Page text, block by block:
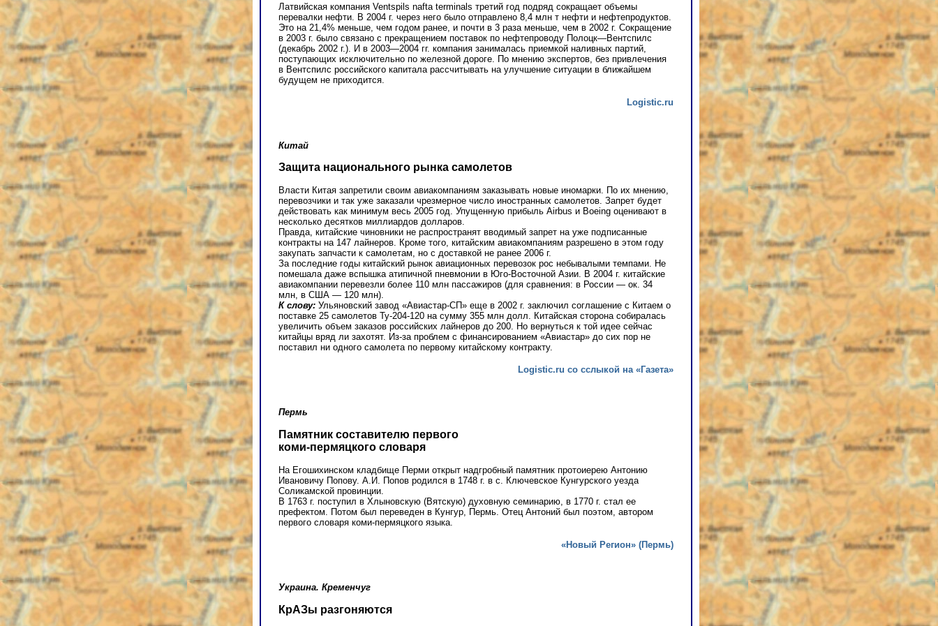
Латвийская компания Ventspils nafta terminаls третий год подряд сокращает объемы
перевалки нефти. В 2004 г. через него было отправлено 8,4 млн т нефти и нефтепродуктов.
Это на 21,4% меньше, чем годом ранее, и почти в 3 раза меньше, чем в 2002 г. Сокращение
в 2003 г. было связано с прекращением поставок по нефтепроводу Полоцк—Вентспилс
(декабрь 2002 г.). И в 2003—2004 гг. компания занималась приемкой наливных партий,
поступающих исключительно по железной дороге. По мнению экспертов, без привлечения
в Вентспилс российского капитала расcчитывать на улучшение ситуации в ближайшем
будущем не приходится.
Logistic.ru
Китай
Защита национального рынка самолетов
Власти Китая запретили своим авиакомпаниям заказывать новые иномарки. По их мнению,
перевозчики и так уже заказали чрезмерное число иностранных самолетов. Запрет будет
действовать как минимум весь 2005 год. Упущенную прибыль Airbus и Boeing оценивают в
несколько десятков миллиардов долларов.
Правда, китайские чиновники не распространят вводимый запрет на уже подписанные
контракты на 147 лайнеров. Кроме того, китайским авиакомпаниям разрешено в этом году
закупать запчасти к самолетам, но с доставкой не ранее 2006 г.
За последние годы китайский рынок авиационных перевозок рос небывалыми темпами. Не
помешала даже вспышка атипичной пневмонии в Юго-Восточной Азии. В 2004 г. китайские
авиакомпании перевезли более 110 млн пассажиров (для сравнения: в России — ок. 34
млн, в США — 120 млн).
К слову: Ульяновский завод «Авиастар-СП» еще в 2002 г. заключил соглашение с Китаем о
поставке 25 самолетов Ту-204-120 на сумму 355 млн долл. Китайская сторона собиралась
увеличить объем заказов российских лайнеров до 200. Но вернуться к той идее сейчас
китайцы вряд ли захотят. Из-за проблем с финансированием «Авиастар» до сих пор не
поставил ни одного самолета по первому китайскому контракту.
Logistic.ru со сслыкой на «Газета»
Пермь
Памятник составителю первого
коми-пермяцкого словаря
На Егошихинском кладбище Перми открыт надгробный памятник протоиерею Антонию
Ивановичу Попову. А.И. Попов родился в 1748 г. в с. Ключевское Кунгурского уезда
Соликамской провинции.
В 1763 г. поступил в Хлыновскую (Вятскую) духовную семинарию, в 1770 г. стал ее
префектом. Потом был переведен в Кунгур, Пермь. Отец Антоний был поэтом, автором
первого словаря коми-пермяцкого языка.
«Новый Регион» (Пермь)
Украина. Кременчуг
КрАЗы разгоняются